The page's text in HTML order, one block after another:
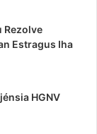
Rezolve
Estragus Iha
HGNV